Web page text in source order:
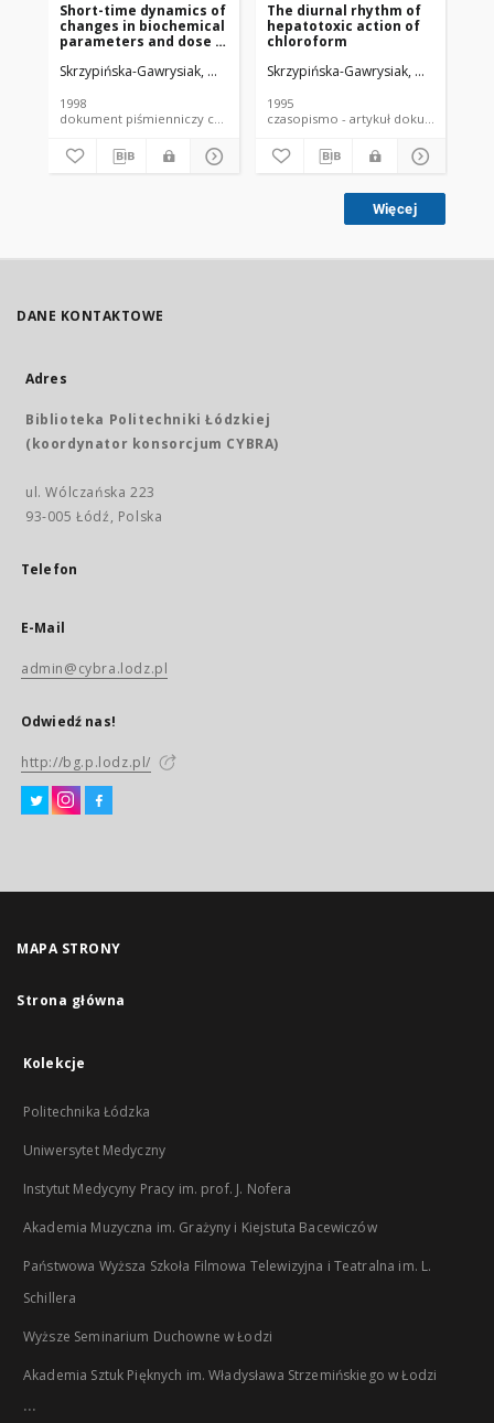
Short-time dynamics of
changes in biochemical
parameters and dose -
acute intoxication of
tetrachloride
Skrzypińska-Gawrysiak, Małgorzata Piotrowski, Jerzy K. Jasiukiewicz,
1998
dokument piśmienniczy czasopismo - artykuł
The diurnal rhythm of
hepatotoxic action of
chloroform
Skrzypińska-Gawrysiak, Małgorzata
1995
czasopismo - artykuł
Więcej
DANE KONTAKTOWE
Adres
Biblioteka Politechniki Łódzkiej
(koordynator konsorcjum CYBRA)
ul. Wólczańska 223
93-005 Łódź, Polska
Telefon
E-Mail
admin@cybra.lodz.pl
Odwiedź nas!
http://bg.p.lodz.pl/
MAPA STRONY
Strona główna
Kolekcje
Politechnika Łódzka
Uniwersytet Medyczny
Instytut Medycyny Pracy im. prof. J. Nofera
Akademia Muzyczna im. Grażyny i Kiejstuta Bacewiczów
Państwowa Wyższa Szkoła Filmowa Telewizyjna i Teatralna im. L.
Schillera
Wyższe Seminarium Duchowne w Łodzi
Akademia Sztuk Pięknych im. Władysława Strzemińskiego w Łodzi
...